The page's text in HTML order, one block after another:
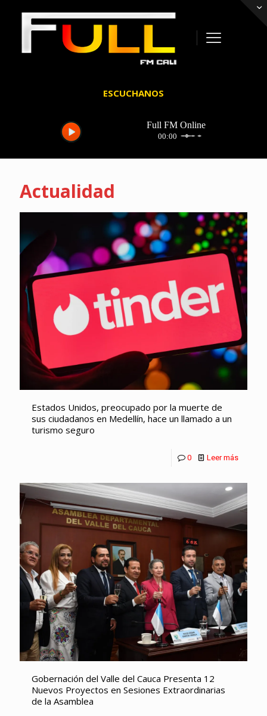
ESCUCHANOS
Actualidad
Estados Unidos, preocupado por la muerte de
sus ciudadanos en Medellín, hace un llamado a un
turismo seguro
0 Leer más
Gobernación del Valle del Cauca Presenta 12
Nuevos Proyectos en Sesiones Extraordinarias
de la Asamblea